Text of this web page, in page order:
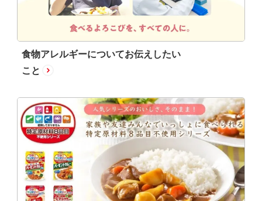
食物アレルギーについてお伝えしたい
こと